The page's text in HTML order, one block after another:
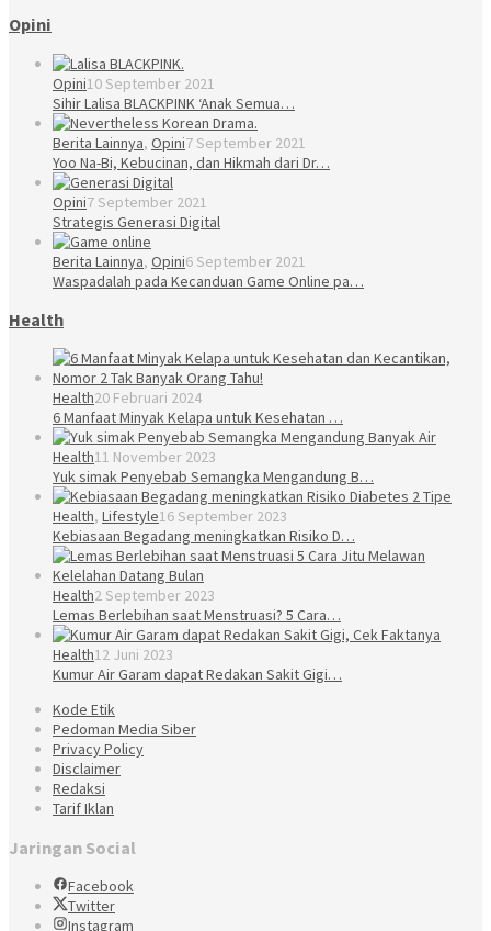
Opini
Opini10 September 2021
Sihir Lalisa BLACKPINK ‘Anak Semua…
Berita Lainnya, Opini7 September 2021
Yoo Na-Bi, Kebucinan, dan Hikmah dari Dr…
Opini7 September 2021
Strategis Generasi Digital
Berita Lainnya, Opini6 September 2021
Waspadalah pada Kecanduan Game Online pa…
Health
Health20 Februari 2024
6 Manfaat Minyak Kelapa untuk Kesehatan …
Health11 November 2023
Yuk simak Penyebab Semangka Mengandung B…
Health, Lifestyle16 September 2023
Kebiasaan Begadang meningkatkan Risiko D…
Health2 September 2023
Lemas Berlebihan saat Menstruasi? 5 Cara…
Health12 Juni 2023
Kumur Air Garam dapat Redakan Sakit Gigi…
Kode Etik
Pedoman Media Siber
Privacy Policy
Disclaimer
Redaksi
Tarif Iklan
Jaringan Social
Facebook
Twitter
Instagram